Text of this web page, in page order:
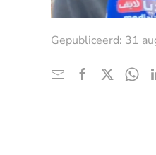
Gepubliceerd: 31